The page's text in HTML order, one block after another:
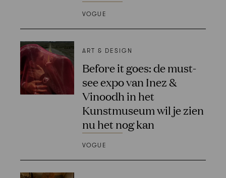
VOGUE
ART & DESIGN
Before it goes: de must-
see expo van Inez &
Vinoodh in het
Kunstmuseum wil je zien
nu het nog kan
VOGUE